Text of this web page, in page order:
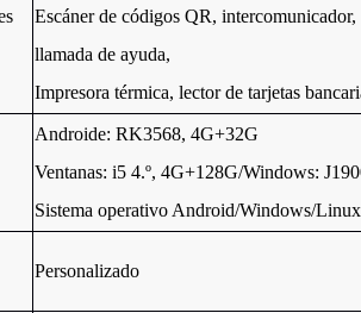
Escáner de códigos QR,
llamada de ayuda,
Impresora térmica, lector de tarjetas
Androide: RK3568, 4G+32G
Ventanas: i5 4.º, 4G+128G/Windows:
Sistema operativo Android/Windows/
Personalizado